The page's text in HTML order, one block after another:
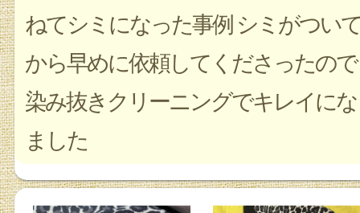
ねてシミになった事例 シミがつい
から早めに依頼してくださったので
染み抜きクリーニングでキレイに
ました